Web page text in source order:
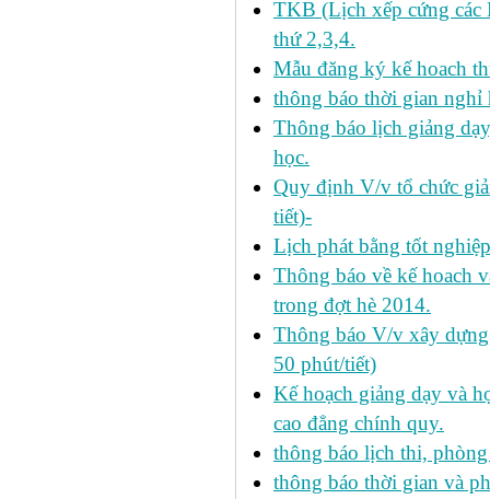
TKB (Lịch xếp cứng các
thứ 2,3,4.
Mẫu đăng ký kế hoach
thông báo thời gian
Thông báo lịch giảng
học.
Quy định V/v tổ chức
tiết)-
Lịch phát bằng tốt
Thông báo về kế hoach
trong đợt hè 2014.
Thông báo V/v xây
50 phút/tiết)
Kế hoạch giảng dạy và
cao đẳng chính quy.
thông báo lịch thi,
thông báo thời gian và